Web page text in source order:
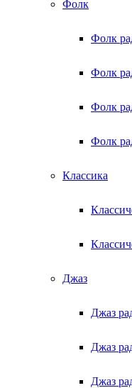
Фолк
Фолк
Фолк
Фолк
Фолк
Классика
Джаз
Джаз
Джаз
Джаз